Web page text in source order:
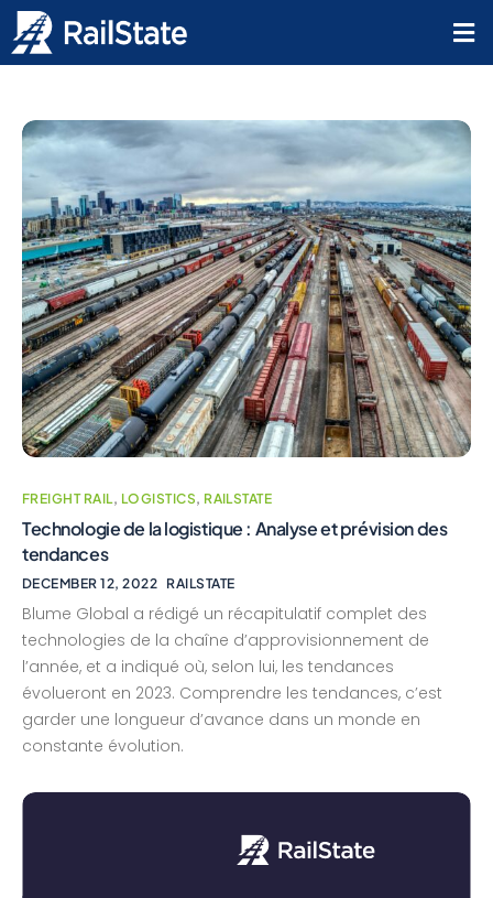
FREIGHT RAIL, LOGISTICS, RAILSTATE
Technologie de la logistique : Analyse et prévision des
tendances
DECEMBER 12, 2022 RAILSTATE
Blume Global a rédigé un récapitulatif complet des
technologies de la chaîne d’approvisionnement de
l’année, et a indiqué où, selon lui, les tendances
évolueront en 2023. Comprendre les tendances, c’est
garder une longueur d’avance dans un monde en
constante évolution.